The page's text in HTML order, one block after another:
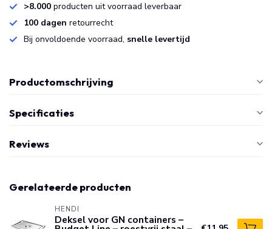
>8.000 producten uit voorraad leverbaar
100 dagen retourrecht
Bij onvoldoende voorraad, snelle levertijd
Productomschrijving
Specificaties
Reviews
Gerelateerde producten
HENDI
Deksel voor GN containers –